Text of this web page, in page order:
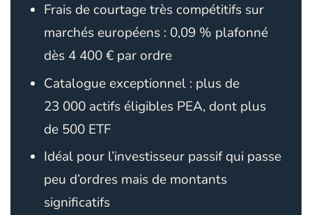
Frais de courtage très compétitifs sur
marchés européens : 0,09 % plafonné
dès 4 400 € par ordre
Catalogue exceptionnel : plus de
23 000 actifs éligibles PEA, dont plus
de 500 ETF
Idéal pour l’investisseur passif qui passe
peu d’ordres mais de montants
significatifs